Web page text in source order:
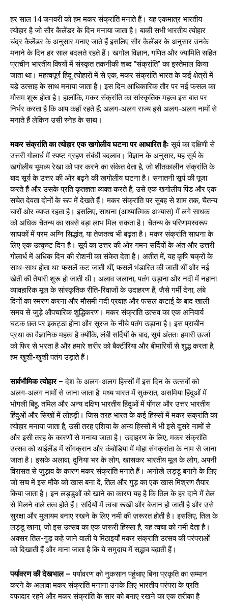
हर साल 14 जनवरी को हम मकर संक्रांति मनाते हैं। यह एकमात्र भारतीय
त्योहार है जो सौर कैलेंडर के दिन मनाया जाता है। बाकी सभी भारतीय त्योहार
चंद्र कैलेंडर के अनुसार मनाए जाते हैं इसलिए सौर कैलेंडर के अनुसार उनके
मनाने के दिन हर साल बदलते रहते हैं। खगोल विज्ञान, गणित और ज्यामिति सहित
प्राचीन भारतीय विषयों में संस्कृत तकनीकी शब्द “संक्रांति” का इस्तेमाल किया
जाता था। महत्वपूर्ण हिंदू त्योहारों में से एक, मकर संक्रांति भारत के कई क्षेत्रों में
बड़े उत्साह के साथ मनाया जाता है। इस दिन आधिकारिक तौर पर नई फसल का
मौसम शुरू होता है। हालांकि, मकर संक्रांति का सांस्कृतिक महत्व इस बात पर
निर्भर करता है कि आप कहाँ रहते हैं; अलग-अलग राज्य इसे अलग-अलग नामों से
मनाते हैं लेकिन उसी स्नेह के साथ।
मकर संक्रांति का त्योहार एक खगोलीय घटना पर आधारित हैः सूर्य का दक्षिणी से
उत्तरी गोलार्ध में स्पष्ट ग्रहण संबंधी बदलाव। विज्ञान के अनुसार, यह सूर्य के
खगोलीय भूमध्य रेखा को पार करने का संकेत देता है, जो शीतकालीन संक्रांति के
बाद सूर्य के उत्तर की ओर बढ़ने की खगोलीय घटना है। सनातनी सूर्य की पूजा
करते हैं और उसके प्रति कृतज्ञता व्यक्त करते हैं, उसे एक खगोलीय पिंड और एक
सचेत देवता दोनों के रूप में देखते हैं। मकर संक्रांति पर सुबह से शाम तक, चैतन्य
चारों ओर व्याप्त रहता है। इसलिए, साधना (आध्यात्मिक अभ्यास) में लगे साधक
को अधिक चैतन्य का सबसे बड़ा लाभ मिल सकता है। चैतन्य के परिणामस्वरूप
साधकों में परम अग्नि सिद्धांत, या तेजतत्व भी बढ़ता है। मकर संक्रांति साधना के
लिए एक उत्कृष्ट दिन है। सूर्य का उत्तर की ओर गमन सर्दियों के अंत और उत्तरी
गोलार्ध में अधिक दिन की रोशनी का संकेत देता है। अतीत में, यह कृषि चक्रों के
साथ-साथ होता था: फसलें कट जाती थीं, फसलें भंडारित की जाती थीं और नई
खेती की तैयारी शुरू हो जाती थी। अलाव जलाना, पतंग उड़ाना और नदी में नहाना
व्यावहारिक मूल के सांस्कृतिक रीति-रिवाजों के उदाहरण हैं, जैसे गर्मी देना, लंबे
दिनों का स्मरण करना और मौसमी नदी प्रवाह और फसल कटाई के बाद खाली
समय से जुड़े औपचारिक शुद्धिकरण। मकर संक्रांति उत्सव का एक अनिवार्य
घटक छत पर इकट्ठा होना और सूरज के नीचे पतंग उड़ाना है। इस प्राचीन
प्रथा का वैज्ञानिक महत्व है क्योंकि, लंबी सर्दियों के बाद, सूर्य अंततः हमारी ऊर्जा
को फिर से भरता है और हमारे शरीर को बैक्टीरिया और बीमारियों से शुद्ध करता है,
हम खुशी-खुशी पतंग उड़ाते हैं।
सार्वभौमिक त्योहार– देश के अलग-अलग हिस्सों में इस दिन के उत्सवों को
अलग-अलग नामों से जाना जाता है: मध्य भारत में सुकरात, असमिया हिंदुओं में
भोगली बिहू, तमिल और अन्य दक्षिण भारतीय हिंदुओं में पोंगल और उत्तर भारतीय
हिंदुओं और सिखों में लोहड़ी। जिस तरह भारत के कई हिस्सों में मकर संक्रांति का
त्योहार मनाया जाता है, उसी तरह एशिया के अन्य हिस्सों में भी इसे दूसरे नामों से
और इसी तरह के कारणों से मनाया जाता है। उदाहरण के लिए, मकर संक्रांति
उत्सव को थाईलैंड में सोंगक्रान और कंबोडिया में मोहा संगक्रांता के नाम से जाना
जाता है। इसके अलावा, दुनिया भर के लोग, खासकर भारतीय मूल के लोग, अपनी
विरासत से जुड़ाव के कारण मकर संक्रांति मनाते हैं। अनोखे लड्डू बनाने के लिए
जो सच में इस मौके को खास बना दें, तिल और गुड़ का एक खास मिश्रण तैयार
किया जाता है। इन लड्डुओं को खाने का कारण यह है कि तिल के हर दाने में तेल
से मिलने वाले तत्व होते हैं। सर्दियों में त्वचा रूखी और बेजान हो जाती है और उसे
सुरक्षा और मुलायम बनाए रखने के लिए नमी की ज़रूरत होती है। इसलिए, तिल के
लड्डू खाना, जो इस उत्सव का एक ज़रूरी हिस्सा है, यह त्वचा को नमी देता है।
अक्सर तिल-गुड़ कहे जाने वाली ये मिठाइयाँ मकर संक्रांति उत्सव की परंपराओं
को दिखाती हैं और माना जाता है कि ये समुदाय में सद्भाव बढ़ाती हैं।
पर्यावरण की देखभाल – पर्यावरण को नुकसान पहुंचाए बिना प्रकृति का सम्मान
करने के अलावा मकर संक्रांति मनाना उनके लिए भारतीय परंपरा के प्रति
वफादार रहने और मकर संक्रांति के सार को बनाए रखने का एक तरीका है